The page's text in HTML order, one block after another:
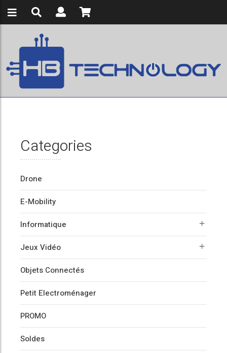
Categories
Drone
E-Mobility
Informatique
Jeux Vidéo
Objets Connectés
Petit Electroménager
PROMO
Soldes